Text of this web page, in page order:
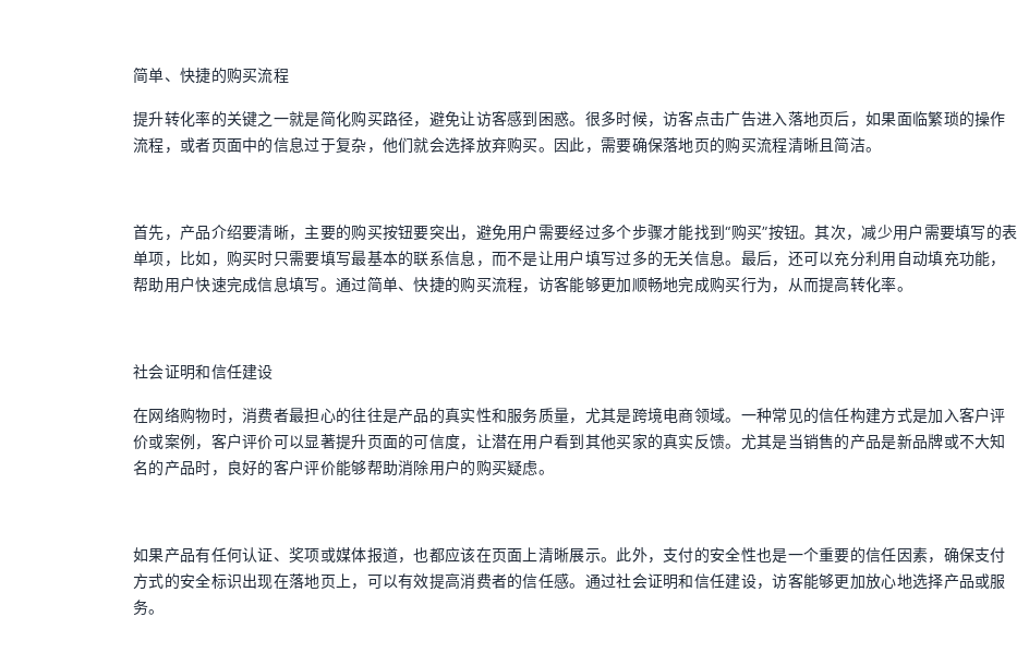
简单、快捷的购买流程
提升转化率的关键之一就是简化购买路径，避免让访客感到困惑。很多时候，访客点击广告进入落地页后，如果面临繁琐的操作
流程，或者页面中的信息过于复杂，他们就会选择放弃购买。因此，需要确保落地页的购买流程清晰且简洁。
首先，产品介绍要清晰，主要的购买按钮要突出，避免用户需要经过多个步骤才能找到“购买”按钮。其次，减少用户需要填写的表
单项，比如，购买时只需要填写最基本的联系信息，而不是让用户填写过多的无关信息。最后，还可以充分利用自动填充功能，
帮助用户快速完成信息填写。通过简单、快捷的购买流程，访客能够更加顺畅地完成购买行为，从而提高转化率。
社会证明和信任建设
在网络购物时，消费者最担心的往往是产品的真实性和服务质量，尤其是跨境电商领域。一种常见的信任构建方式是加入客户评
价或案例，客户评价可以显著提升页面的可信度，让潜在用户看到其他买家的真实反馈。尤其是当销售的产品是新品牌或不大知
名的产品时，良好的客户评价能够帮助消除用户的购买疑虑。
如果产品有任何认证、奖项或媒体报道，也都应该在页面上清晰展示。此外，支付的安全性也是一个重要的信任因素，确保支付
方式的安全标识出现在落地页上，可以有效提高消费者的信任感。通过社会证明和信任建设，访客能够更加放心地选择产品或服
务。